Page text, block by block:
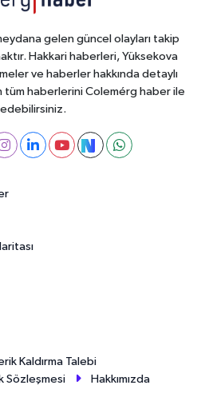
gelen güncel olayları takip
Hakkari haberleri, Yüksekova
ve haberler hakkında detaylı
tüm haberlerini Colemérg haber ile
Kaldırma Talebi
Sözleşmesi
Hakkımızda